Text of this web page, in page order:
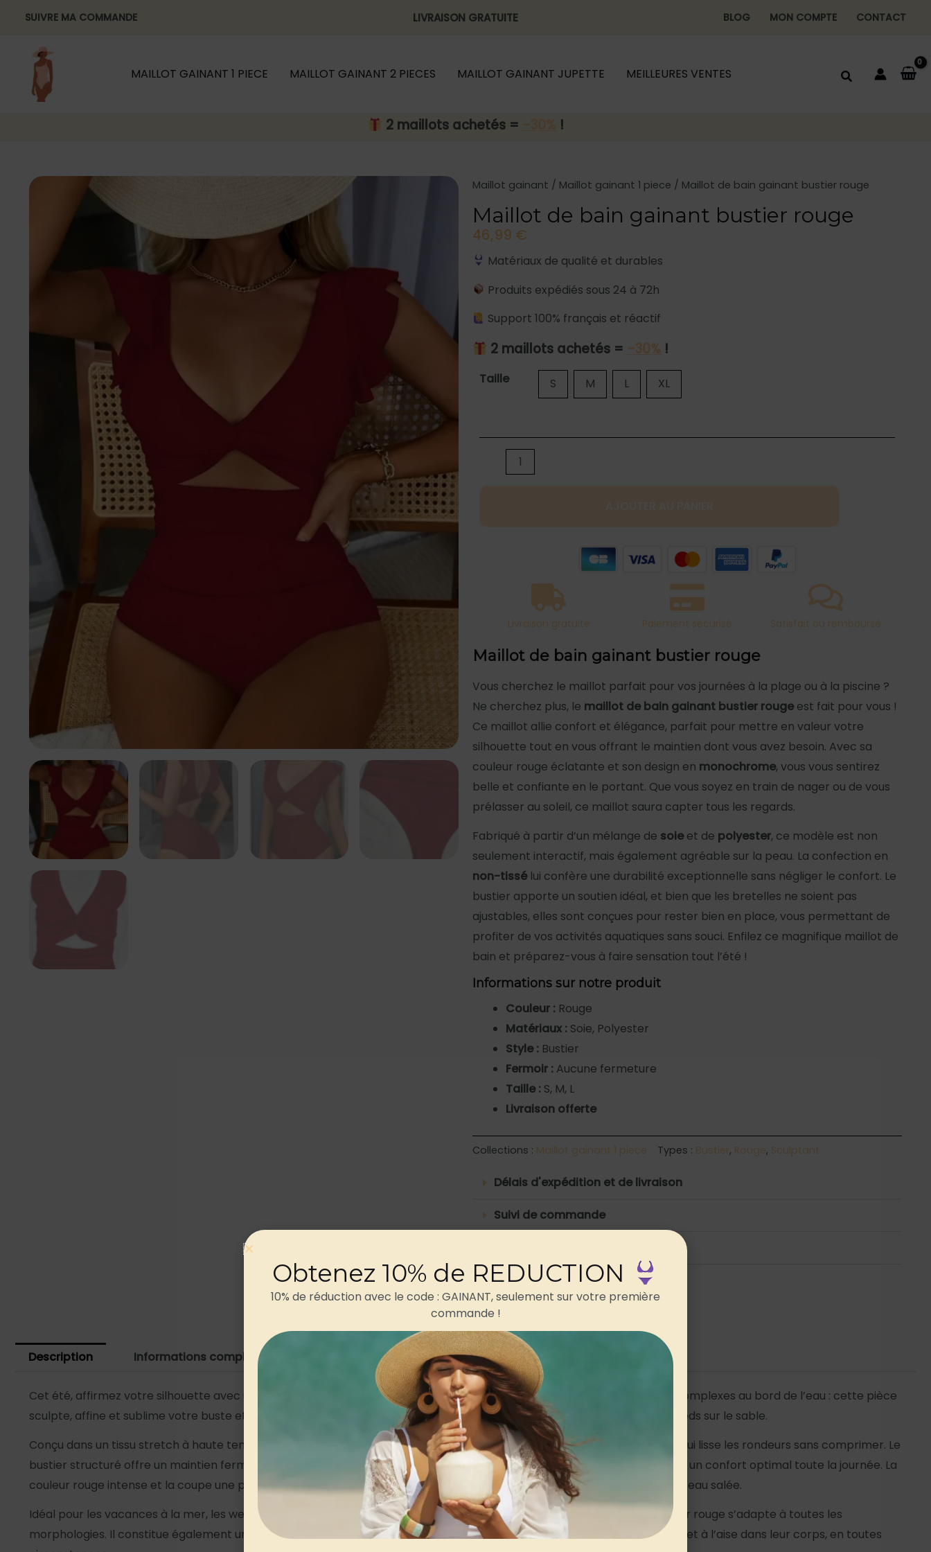
contenu
SUIVRE MA COMMANDE LIVRAISON GRATUITE BLOG MON COMPTE CONTACT
MAILLOT GAINANT 1 PIECE MAILLOT GAINANT 2 PIECES MAILLOT GAINANT JUPETTE MEILLEURES VENTES
2 maillots achetés = !
Maillot gainant / Maillot gainant 1 piece / Maillot de bain gainant bustier rouge
Maillot de bain gainant bustier rouge
46,99 €
Matériaux de qualité et durables
Produits expédiés sous 24 à 72h
Support 100% français et réactif
2 maillots achetés = -30% !
Taille S M L XL
quantité
de
gainant
Livraison gratuite Paiement sécurisé Satisfait ou remboursé
Maillot de bain gainant bustier rouge
Vous cherchez le maillot parfait pour vos journées à la plage ou à la piscine ?
Ne cherchez plus, le maillot de bain gainant bustier rouge est fait pour vous !
Ce maillot allie confort et élégance, parfait pour mettre en valeur votre
silhouette tout en vous offrant le maintien dont vous avez besoin. Avec sa
couleur rouge éclatante et son design en monochrome, vous vous sentirez
belle et confiante en le portant. Que vous soyez en train de nager ou de vous
prélasser au soleil, ce maillot saura capter tous les regards.
Fabriqué à partir d’un mélange de soie et de polyester, ce modèle est non
seulement interactif, mais également agréable sur la peau. La confection en
non-tissé lui confère une durabilité exceptionnelle sans négliger le confort. Le
bustier apporte un soutien idéal, et bien que les bretelles ne soient pas
ajustables, elles sont conçues pour rester bien en place, vous permettant de
profiter de vos activités aquatiques sans souci. Enfilez ce magnifique maillot de
bain et préparez-vous à faire sensation tout l’été !
Informations sur notre produit
Couleur : Rouge
Matériaux : Soie, Polyester
Style : Bustier
Fermoir : Aucune fermeture
Taille : S, M, L
Livraison offerte
Collections : Maillot gainant 1 piece Types : Bustier , Rouge, Sculptant
Délais d'expédition et de livraison
Suivi de commande
Description Informations complémentaires Avis (0)
Cet été, affirmez votre silhouette avec un maillot de bain gainant bustier rougequi allie séduction et maintien. Fini les complexes au bord de l’eau : cette pièce
sculpte, affine et sublime votre buste et votre ventre pour vous donner une confiance absolue dès que vous posez les pieds sur le sable.
Conçu dans un tissu stretch à haute teneur en élasthanne, ce
maillot gainantintègre un panneau ventre plat renforcé qui lisse les rondeurs sans comprimer. Le
bustier structuré offre un maintien ferme de la poitrine, avec des baleines légères et des bretelles larges ajustables pour un confort optimal toute la journée. La
couleur rouge intense et la coupe une pièce lui confèrent une allure chic et intemporelle, résistante au chlore comme à l’eau salée.
Idéal pour les vacances à la mer, les week-ends à la piscine ou un city-break aquatique, ce maillot de bain gainant bustier rouge s’adapte à toutes les
morphologies. Il constitue également un cadeau original et raffiné pour toutes les femmes qui souhaitent se sentir belles et à l’aise dans leur corps, en toutes
Obtenez 10% de REDUCTION
10% de réduction avec le code : GAINANT, seulement sur votre première
commande !